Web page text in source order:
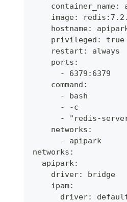
container_name:
image:
hostname:
    privileged: true
    restart: always
    ports:
      - 6379:6379
    command:
      - bash
      - -c
- "redis-
    networks:
      - apipark
networks:
  apipark:
    driver: bridge
    ipam:
driver: